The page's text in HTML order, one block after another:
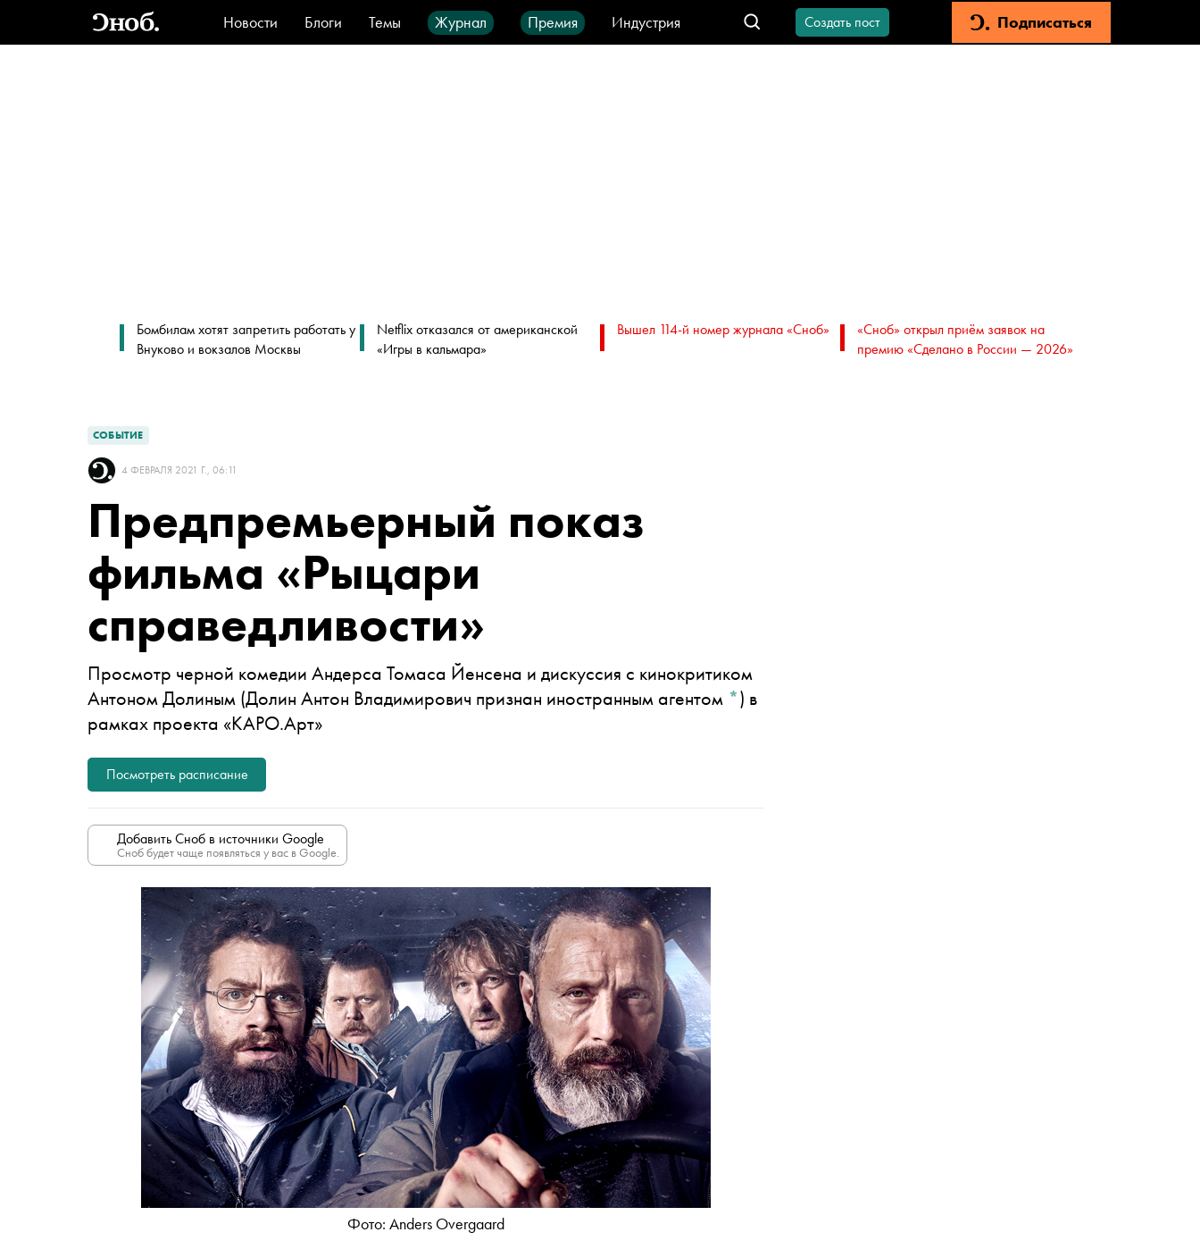
Новости Блоги Темы Журнал Премия
Индустрия
Стиль
Видео Город IT-продукты
Создать пост Подписаться
Бомбилам хотят запретить работать у
Внуково и вокзалов Москвы
Netflix отказался от американской
«Игры в кальмара»
Вышел 114-й номер журнала «Сноб»
«Сноб» открыл приём заявок на
премию «Сделано в России — 2026»
СОБЫТИЕ
4 ФЕВРАЛЯ 2021 Г., 06:11
Предпремьерный показ
фильма «Рыцари
справедливости»
Просмотр черной комедии Андерса Томаса Йенсена и дискуссия с кинокритиком
Антоном Долиным (Долин Антон Владимирович признан иностранным агентом *) в
рамках проекта «КАРО.Арт»
Посмотреть расписание
Добавить Сноб в источники Google
Сноб будет чаще появляться у вас в Google.
Фото: Anders Overgaard